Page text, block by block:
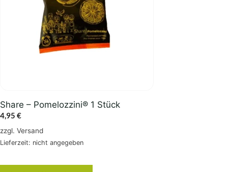
Share – Pomelozzini® 1 Stück
4,95 €
zzgl. Versand
Lieferzeit: nicht angegeben